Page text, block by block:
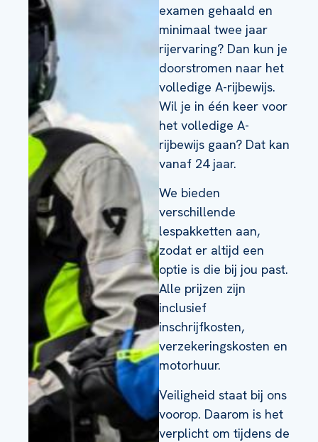
examen gehaald en
minimaal twee jaar
rijervaring? Dan kun je
doorstromen naar het
volledige A-rijbewijs.
Wil je in één keer voor
het volledige A-
rijbewijs gaan? Dat kan
vanaf 24 jaar.
We bieden
verschillende
lespakketten aan,
zodat er altijd een
optie is die bij jou past.
Alle prijzen zijn
inclusief
inschrijfkosten,
verzekeringskosten en
motorhuur.
Veiligheid staat bij ons
voorop. Daarom is het
verplicht om tijdens de